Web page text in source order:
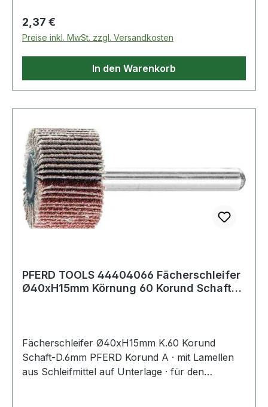
Regulärer Preis:
2,37 €
Preise inkl. MwSt. zzgl. Versandkosten
In den Warenkorb
PFERD TOOLS 44404066 Fächerschleifer
Ø40xH15mm Körnung 60 Korund Schaft-Ø
Fächerschleifer Ø40xH15mm K.60 Korund
Schaft-D.6mm PFERD Korund A · mit Lamellen
aus Schleifmittel auf Unterlage · für den